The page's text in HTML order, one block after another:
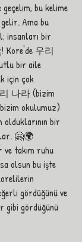
bu kelime
Ama bu
insanları bir
Kore'de 우리
bir aile
için çok
나라 (bizim
okulumuz)
olduklarının bir
🤗🌍
takım ruhu
olsun bu işte
gördüğünü ve
gibi gördüğünü